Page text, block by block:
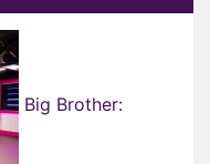
Big Brother: